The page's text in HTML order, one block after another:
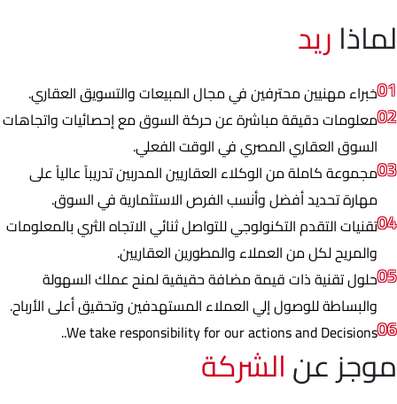
لماذاريد
01خبراء مهنيين محترفين في مجال المبيعات والتسويق العقاري.
02معلومات دقيقة مباشرة عن حركة السوق مع إحصائيات واتجاهات
السوق العقاري المصري في الوقت الفعلي.
03مجموعة كاملة من الوكلاء العقاريين المدربين تدريباً عالياً على
مهارة تحديد أفضل وأنسب الفرص الاستثمارية في السوق.
04تقنيات التقدم التكنولوجي للتواصل ثنائي الاتجاه الثري بالمعلومات
والمريح لكل من العملاء والمطورين العقاريين.
05حلول تقنية ذات قيمة مضافة حقيقية لمنح عملك السهولة
والبساطة للوصول إلي العملاء المستهدفين وتحقيق أعلى الأرباح.
06
We take responsibility for our actions and Decisions..
موجز عنالشركة